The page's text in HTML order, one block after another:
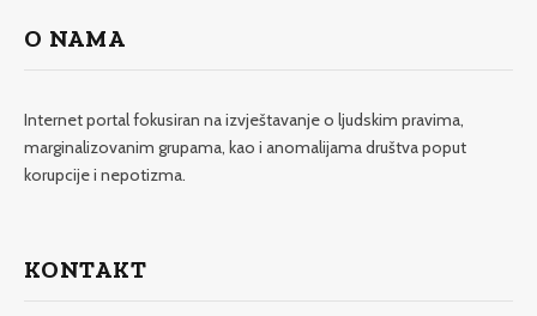
O NAMA
Internet portal fokusiran na izvještavanje o ljudskim pravima,
marginalizovanim grupama, kao i anomalijama društva poput
korupcije i nepotizma.
KONTAKT